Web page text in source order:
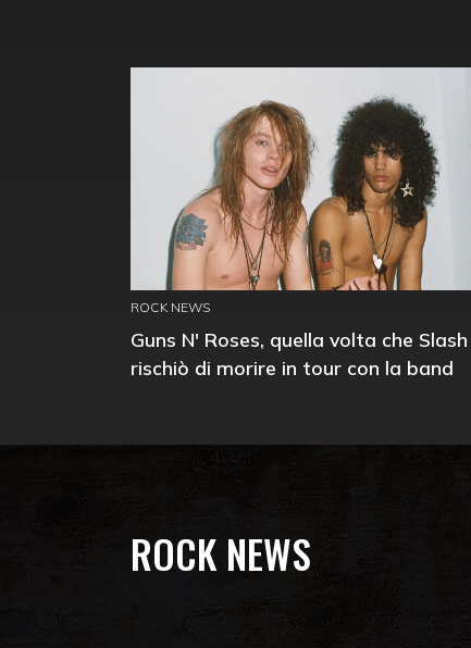
ROCK NEWS
Guns N' Roses, quella volta che Slash
rischiò di morire in tour con la band
ROCK NEWS